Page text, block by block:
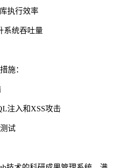
执行效率
系统吞吐量
施：
注入和XSS攻击
试